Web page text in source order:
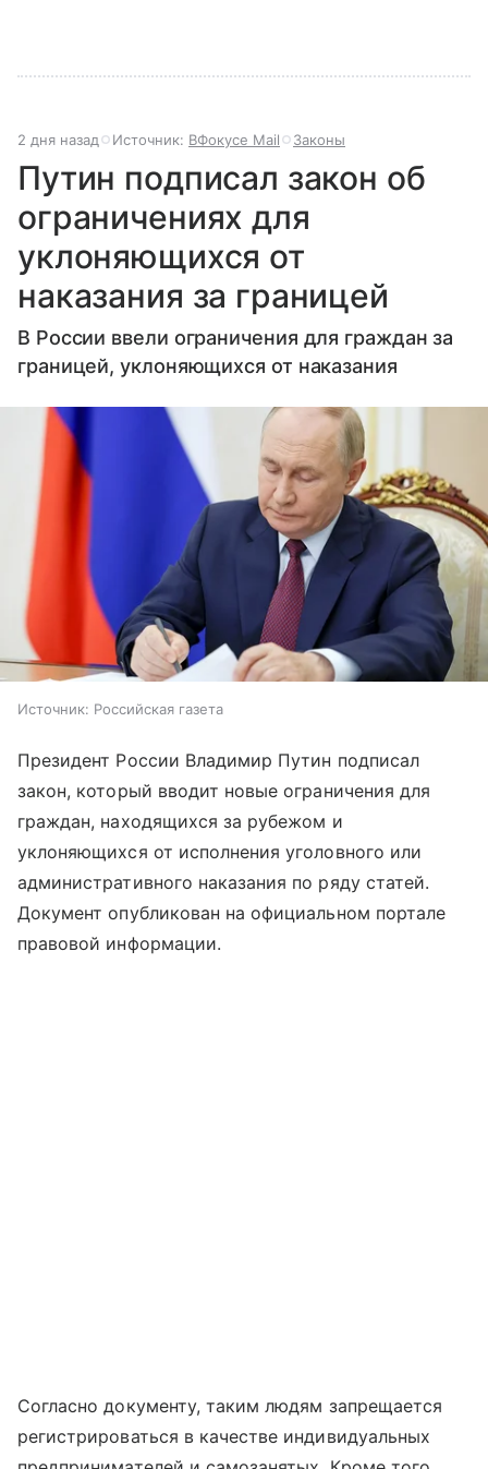
2 дня назад Источник: ВФокусе Mail Законы
Путин подписал закон об
ограничениях для
уклоняющихся от
наказания за границей
В России ввели ограничения для граждан за
границей, уклоняющихся от наказания
Источник: Российская газета
Президент России Владимир Путин подписал
закон, который вводит новые ограничения для
граждан, находящихся за рубежом и
уклоняющихся от исполнения уголовного или
административного наказания по ряду статей.
Документ опубликован на официальном портале
правовой информации.
Согласно документу, таким людям запрещается
регистрироваться в качестве индивидуальных